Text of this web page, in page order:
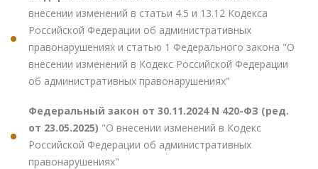
внесении изменений в статьи 4.5 и 13.12 Кодекса
Российской Федерации об административных
правонарушениях и статью 1 Федерального закона "О
внесении изменений в Кодекс Российской Федерации
об административных правонарушениях"
Федеральный закон от 30.11.2024 N 420-ФЗ (ред.
от 23.05.2025) "О внесении изменений в Кодекс
Российской Федерации об административных
правонарушениях"